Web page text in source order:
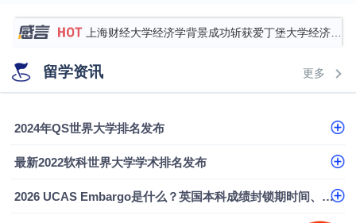
Offer
上海财经大学经济学背景成功斩获爱丁堡大学经济学
硕士录取
数学背景的他，靠“供应链”故事敲开哥大、宾大之门
专科逆袭伦敦大学学院UCL录取案例解析
留学资讯 更多
2024年QS世界大学排名发布
最新2022软科世界大学学术排名发布
2026 UCAS Embargo是什么？英国本科成绩封锁期时间、影响及应对指南